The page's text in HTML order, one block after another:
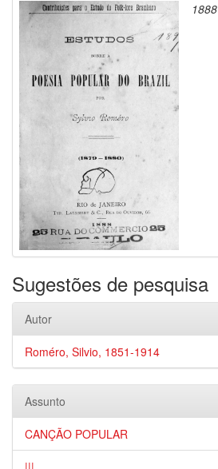
1888
Sugestões de pesquisa
Autor
Roméro, Silvio, 1851-1914
Assunto
CANÇÃO POPULAR